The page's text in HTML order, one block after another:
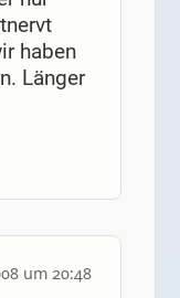
haben
Länger
um 20:48